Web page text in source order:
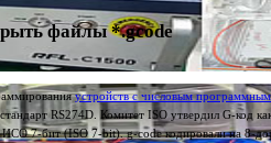
файлы *.gcode
устройств с числовым
RS274D. Комитет ISO утвердил G-
ИСО 7-бит (ISO 7-bit). g-code кодировали на